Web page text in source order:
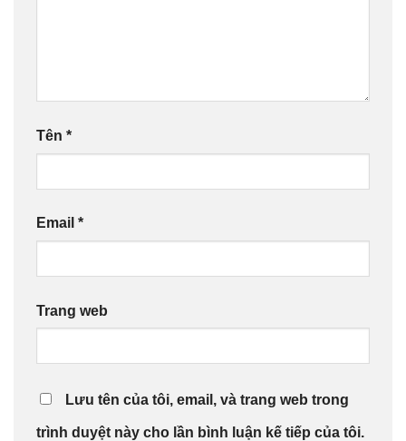
Tên *
Email *
Trang web
Lưu tên của tôi, email, và trang web trong
trình duyệt này cho lần bình luận kế tiếp của tôi.